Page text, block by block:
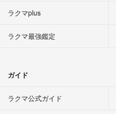
ラクマplus
ラクマ最強鑑定
ガイド
ラクマ公式ガイド